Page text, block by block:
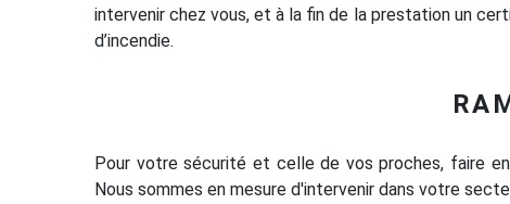
intervenir chez vous, et à la fin de la prestation un
d’incendie.
Pour votre sécurité et celle de vos proches, faire
Nous sommes en mesure d'intervenir dans votre